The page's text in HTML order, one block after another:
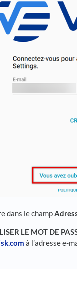
dans le champ
LE MOT DE
à l’adresse e-